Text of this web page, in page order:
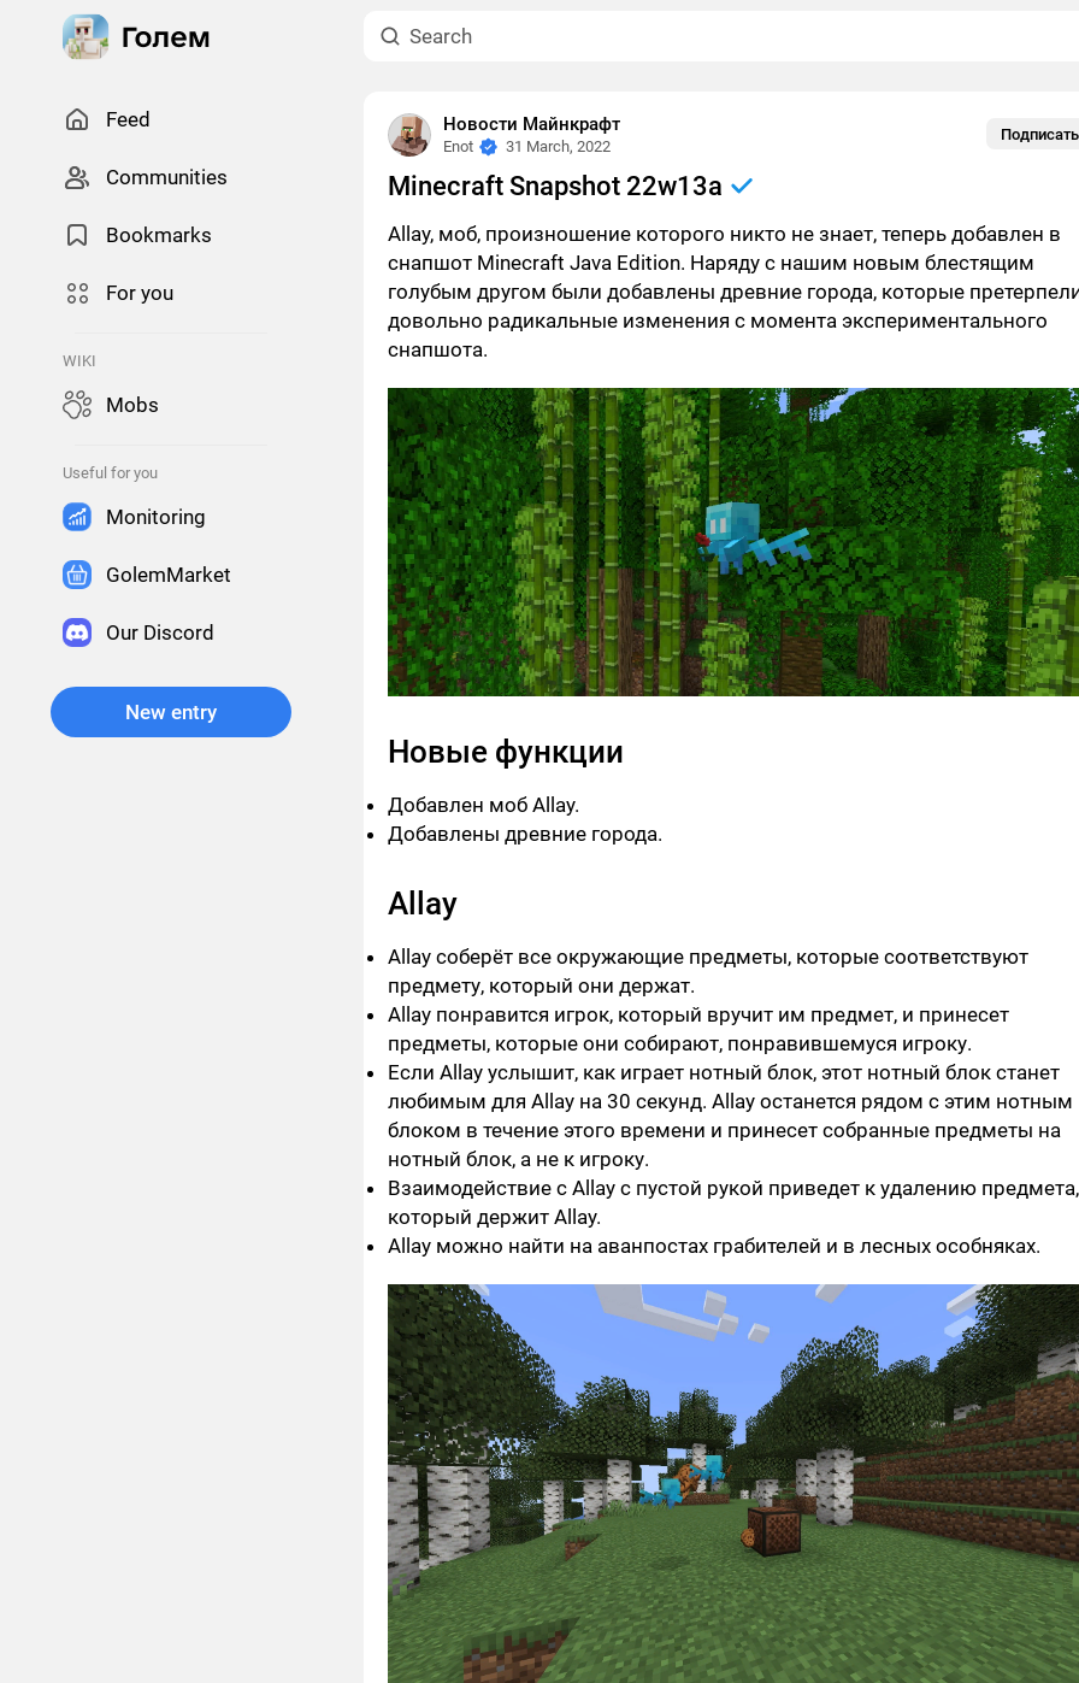
Feed
Сommunities
Bookmarks
For you
WIKI
Mobs
Useful for you
Monitoring
GolemMarket
Our Discord
New entry
Новости Майнкрафт
Enot 31 March, 2022
Minecraft Snapshot 22w13a
Allay, моб, произношение которого никто не знает, теперь добавлен в
снапшот Minecraft Java Edition. Наряду с нашим новым блестящим
голубым другом были добавлены древние города, которые
довольно радикальные изменения с момента экспериментального
снапшота.
Новые функции
Добавлен моб Allay.
Добавлены древние города.
Allay
Allay соберёт все окружающие предметы, которые соответствуют
предмету, который они держат.
Allay понравится игрок, который вручит им предмет, и принесет
предметы, которые они собирают, понравившемуся игроку.
Если Allay услышит, как играет нотный блок, этот нотный блок станет
любимым для Allay на 30 секунд. Allay останется рядом с этим нотным
блоком в течение этого времени и принесет собранные предметы на
нотный блок, а не к игроку.
Взаимодействие с Allay с пустой рукой приведет к удалению предмета,
который держит Allay.
Allay можно найти на аванпостах грабителей и в лесных особняках.